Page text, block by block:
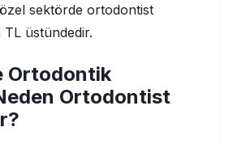
sektörde ortodontist
TL üstündedir.
Ortodontik
Ortodontist